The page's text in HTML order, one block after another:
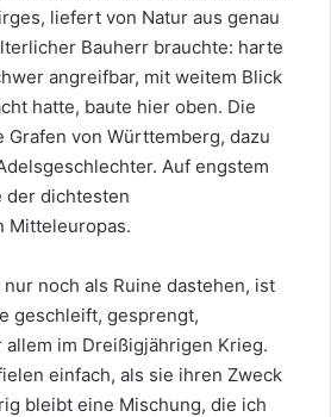
liefert von Natur aus genau
Bauherr brauchte: harte
angreifbar, mit weitem Blick
hatte, baute hier oben. Die
Grafen von Württemberg, dazu
Auf engstem
der dichtesten
Mitteleuropas.
noch als Ruine dastehen, ist
geschleift, gesprengt,
im Dreißigjährigen Krieg.
einfach, als sie ihren Zweck
bleibt eine Mischung, die ich